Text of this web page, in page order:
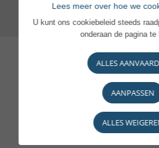
Lees meer over hoe we
U kunt ons cookiebeleid steeds
onderaan de pagina te
ALLES
AANPASSEN
ALLES